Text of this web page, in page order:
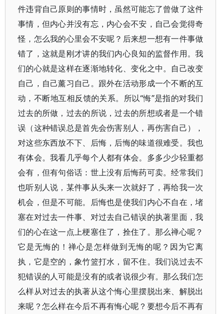
件违背自己原则的事情时，虽然可能忘了曾做了这件
事情，但内心并没有忘，内心会不安，自己会觉得奇
怪，怎么我的心里会不安呢？后来想一想有一件事做
错了，这就是刚才讲的我们内心良知的监督作用。我
们的心就是这样在逐渐地转化、变化之中。自己改变
自己，自己薰习自己。跟外在活动形成一个不断的互
动，不断地互相反馈的关系。所以“悔”是指的对我们
过去的所做，过去的所说，过去的所想或者是一个错
误（这种错误总是首先会伤害别人，再伤害自己），
对这些东西放不下、后悔，后悔的味道很难受。我也
有体会。我看几乎每个人都有体会。多多少少轻重都
会有，但有句俗话：世上没有后悔药可卖。经常我们
也听别人说，某件事从头来一次就好了，再给我一次
机会，但是不可能。后悔也是使我们内心不自在，堵
塞在对过去一件事、对过去自己错误的执著里面，我
们的心在这一点上梗塞住了，拴住了。那么禅心呢？
它是无悔的！禅心是怎样做到无悔的呢？因为它离
执，它是空的，象竹篮打水，留不住。我们说过去不
犯错误的人可能是没有的或者说很少有。那么我们怎
么样从对过去的执著从这个悔心里摆脱出来、解脱出
来呢？怎么样在今后不再有悔心呢？要想今后不再有